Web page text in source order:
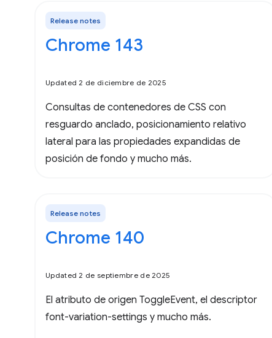
Release notes
Chrome 143
Updated 2 de diciembre de 2025
Consultas de contenedores de CSS con
resguardo anclado, posicionamiento relativo
lateral para las propiedades expandidas de
posición de fondo y mucho más.
Release notes
Chrome 140
Updated 2 de septiembre de 2025
El atributo de origen ToggleEvent, el descriptor
font-variation-settings y mucho más.